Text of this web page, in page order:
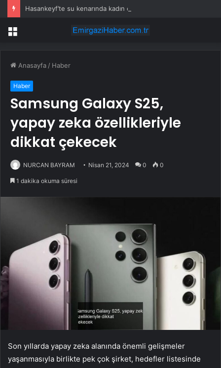
Hasankeyf’te su kenarında kadın cesedi bulundu
Menü
Anasayfa / Haber
Haber
Samsung Galaxy S25,
yapay zeka özellikleriyle
dikkat çekecek
NURCAN BAYRAM Nisan 21, 2024 0 0
1 dakika okuma süresi
Son yıllarda yapay zeka alanında önemli gelişmeler
yaşanmasıyla birlikte pek çok şirket, hedefler listesinde